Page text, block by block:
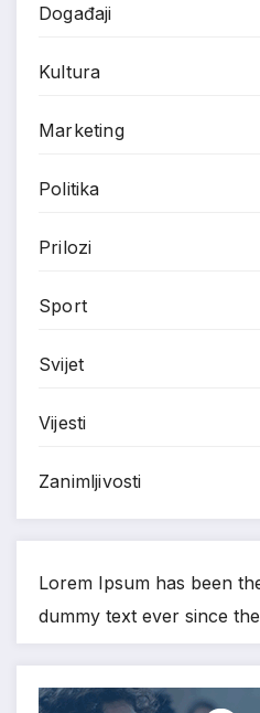
Događaji
Kultura
Marketing
Politika
Prilozi
Sport
Svijet
Vijesti
Zanimljivosti
Lorem Ipsum has been
dummy text ever since